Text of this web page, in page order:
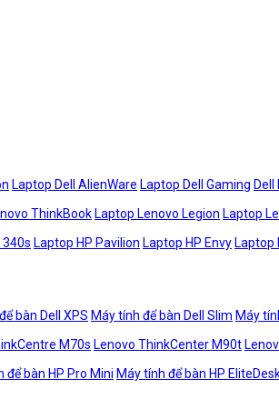
Laptop Dell AlienWare Laptop Dell Gaming Dell
ThinkBook Laptop Lenovo Legion Laptop
340s Laptop HP Pavilion Laptop HP Envy Laptop
bàn Dell XPS Máy tính để bàn Dell Slim Máy
M70s Lenovo ThinkCenter M90t
để bàn HP Pro Mini Máy tính để bàn HP